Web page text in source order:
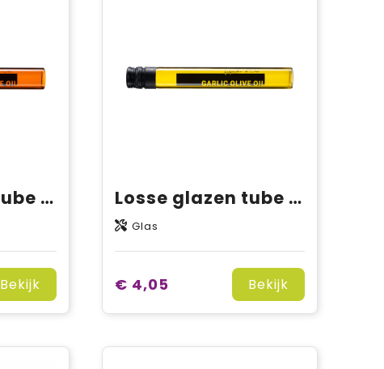
Losse glazen tube chilipeper olijfolie
Bekijk
Losse glazen tube knoflook olijfolie
Glas
€ 4,05 Bekijk